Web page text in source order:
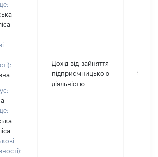
Дохід від зайняття
підприємницькою
діяльністю